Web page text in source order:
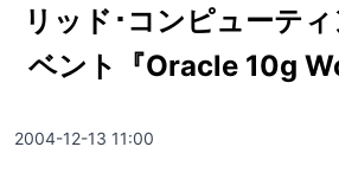
リッド･コンピューテ
ベント『Oracle 10g
2004-12-13 11:00